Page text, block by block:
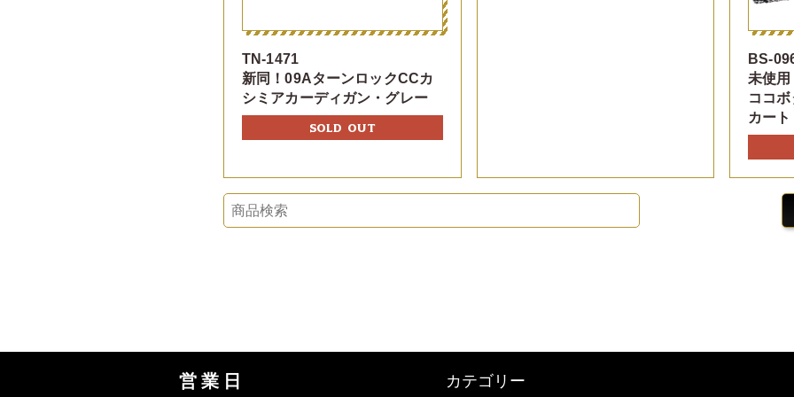
TN-1471
新同！09AターンロックCCカ
シミアカーディガン・グレー
SOLD OUT
BS-
未使
ココ
カー
営業日 カテゴリー